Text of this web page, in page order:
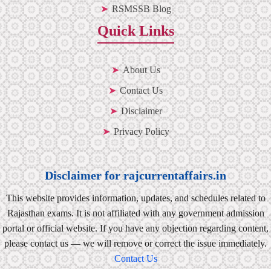
RSMSSB Blog
Quick Links
About Us
Contact Us
Disclaimer
Privacy Policy
Disclaimer for rajcurrentaffairs.in
This website provides information, updates, and schedules related to
Rajasthan exams. It is not affiliated with any government admission
portal or official website. If you have any objection regarding content,
please contact us — we will remove or correct the issue immediately.
Contact Us